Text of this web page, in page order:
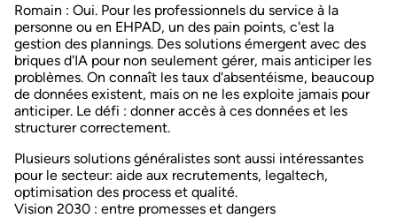
Romain : Oui. Pour les professionnels du service à la
personne ou en EHPAD, un des pain points, c'est la
gestion des plannings. Des solutions émergent avec des
briques d'IA pour non seulement gérer, mais anticiper les
problèmes. On connaît les taux d'absentéisme, beaucoup
de données existent, mais on ne les exploite jamais pour
anticiper. Le défi : donner accès à ces données et les
structurer correctement.
Plusieurs solutions généralistes sont aussi intéressantes
pour le secteur: aide aux recrutements, legaltech,
optimisation des process et qualité.
Vision 2030 : entre promesses et dangers